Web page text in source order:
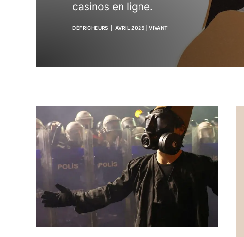
casinos en ligne.
DÉFRICHEURS | AVRIL 2025 |VIVANT